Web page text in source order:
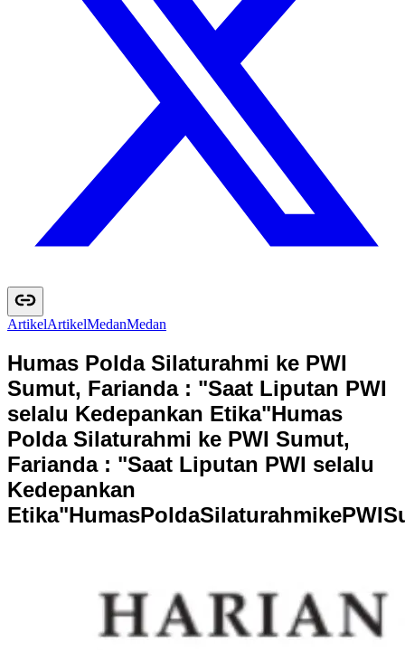
ArtikelArtikelMedanMedan
Humas Polda Silaturahmi ke PWI
Sumut, Farianda : "Saat Liputan PWI
selalu Kedepankan Etika"Humas
Polda Silaturahmi ke PWI Sumut,
Farianda : "Saat Liputan PWI selalu
Kedepankan
Etika"HumasPoldaSilaturahmikePWIS